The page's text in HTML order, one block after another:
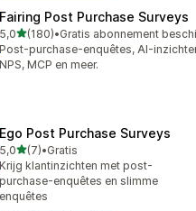
Fairing Post Purchase Surveys
5,0van 5 sterren
(180)
180 recensies in totaal
•
Post-purchase-enquêtes, AI-
NPS, MCP en meer.
Ego Post Purchase Surveys
5,0van 5 sterren
(7)
7 recensies in totaal
•Gratis
Krijg klantinzichten met post-
purchase-enquêtes en slimme
enquêtes